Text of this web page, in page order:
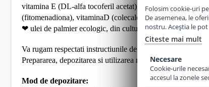
vitamina E (DL-alfa tocoferil acetat), sulfat de mangan,
(fitomenadiona), vitaminaD (colecalciferol), D-biotina.
❤ ulei de palmier ecologic, din culturi sustenabile,
Va rugam respectati instructiunile de preparare si de
Prepararea, depozitarea si utilizarea necorespunzatoare a
Mod de depozitare:
Folosim cookie-uri
De asemenea, le
nostru. Aceștia le
Citeste mai mult
Necesare
Cookie-urile
accesul la zonele